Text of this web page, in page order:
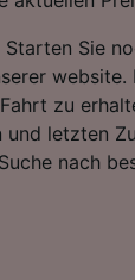
Sie
zu
und letzten
nach